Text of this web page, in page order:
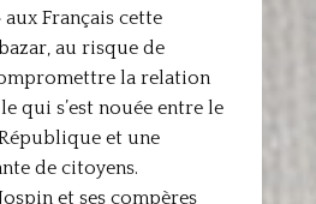
Français cette
au risque de
la relation
qui s’est nouée entre le
et une
de citoyens.
et ses compères